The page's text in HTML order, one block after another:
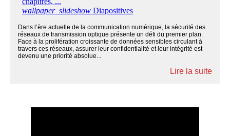
Dans l’ère actuelle de la communication numérique, la sécurité des
réseaux de transmission optique présente un défi du premier plan.
Face à la prolifération croissante de données sensibles circulant à
travers ces réseaux, assurer leur confidentialité et leur intégrité est
devenu une priorité absolue...
Lire la suite